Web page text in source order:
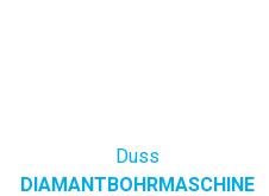
Duss
DIAMANTBOHRMASCHINE